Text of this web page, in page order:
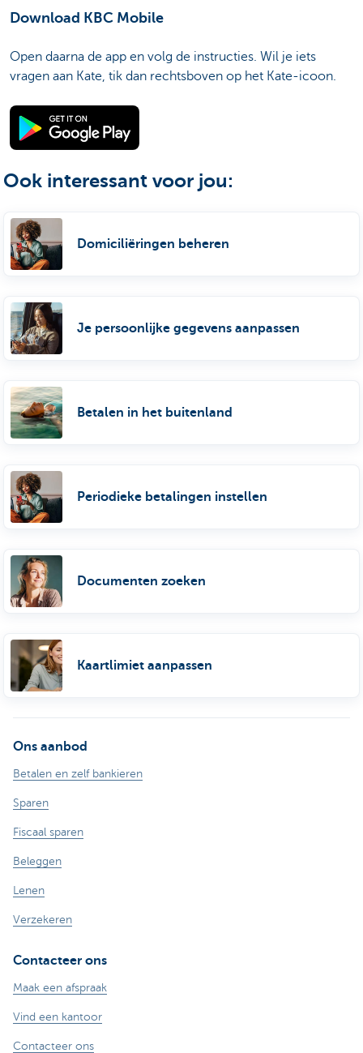
Download KBC Mobile
Open daarna de app en volg de instructies. Wil je iets
vragen aan Kate, tik dan rechtsboven op het Kate-icoon.
Ook interessant voor jou:
Domiciliëringen beheren
Je persoonlijke gegevens aanpassen
Betalen in het buitenland
Periodieke betalingen instellen
Documenten zoeken
Kaartlimiet aanpassen
Ons aanbod
Betalen en zelf bankieren
Sparen
Fiscaal sparen
Beleggen
Lenen
Verzekeren
Contacteer ons
Maak een afspraak
Vind een kantoor
Contacteer ons